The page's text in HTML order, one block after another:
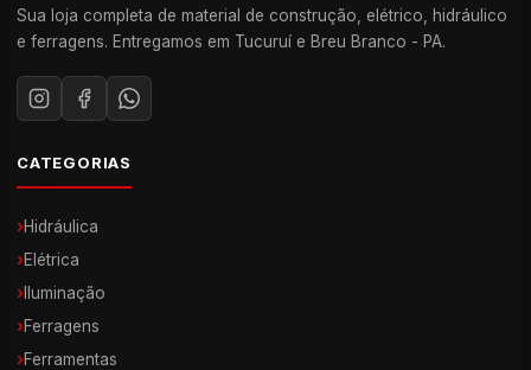
Sua loja completa de material de construção, elétrico, hidráulico
e ferragens. Entregamos em Tucuruí e Breu Branco - PA.
CATEGORIAS
›Hidráulica
›Elétrica
› Iluminação
›Ferragens
›Ferramentas